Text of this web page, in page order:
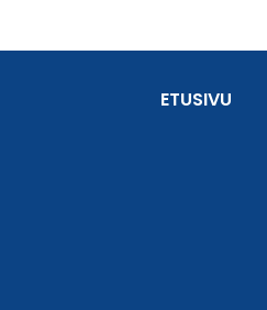
ETUSIVU